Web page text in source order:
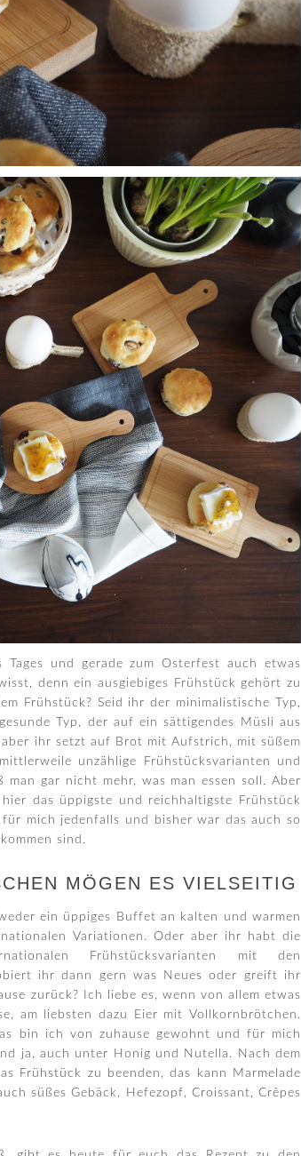
und gerade zum Osterfest auch etwas
denn ein ausgiebiges Frühstück gehört zu
Frühstück? Seid ihr der minimalistische Typ,
Typ, der auf ein sättigendes Müsli aus
ihr setzt auf Brot mit Aufstrich, mit süßem
unzählige Frühstücksvarianten und
gar nicht mehr, was man essen soll. Aber
das üppigste und reichhaltigste Frühstück
mich jedenfalls und bisher war das auch so
sind.
MÖGEN ES VIELSEITIG
ein üppiges Buffet an kalten und warmen
Variationen. Oder aber ihr habt die
Frühstücksvarianten mit den
ihr dann gern was Neues oder greift ihr
zurück? Ich liebe es, wenn von allem etwas
am liebsten dazu Eier mit Vollkornbrötchen.
bin ich von zuhause gewohnt und für mich
ja, auch unter Honig und Nutella. Nach dem
Frühstück zu beenden, das kann Marmelade
süßes Gebäck, Hefezopf, Croissant, Crêpes